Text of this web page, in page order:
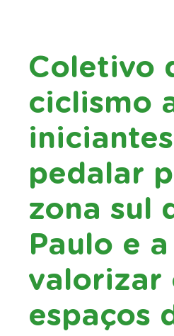
Coletivo
ciclismo
pedalar
zona sul
Paulo e a
valorizar
espaços